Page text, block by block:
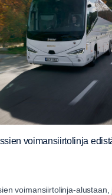
voimansiirtolinja
voimansiirtolinja-alustaan,